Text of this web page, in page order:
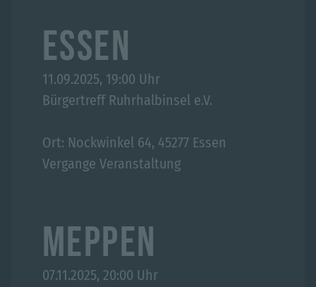
ESSEN
11.09.2025, 19:00 Uhr
Bürgertreff Ruhrhalbinsel e.V.
Ort: Nockwinkel 64, 45277 Essen
Vergange Veranstaltung
MEPPEN
07.11.2025, 20:00 Uhr